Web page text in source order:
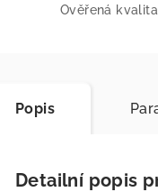
Ověřená
Popis
Detailní popis